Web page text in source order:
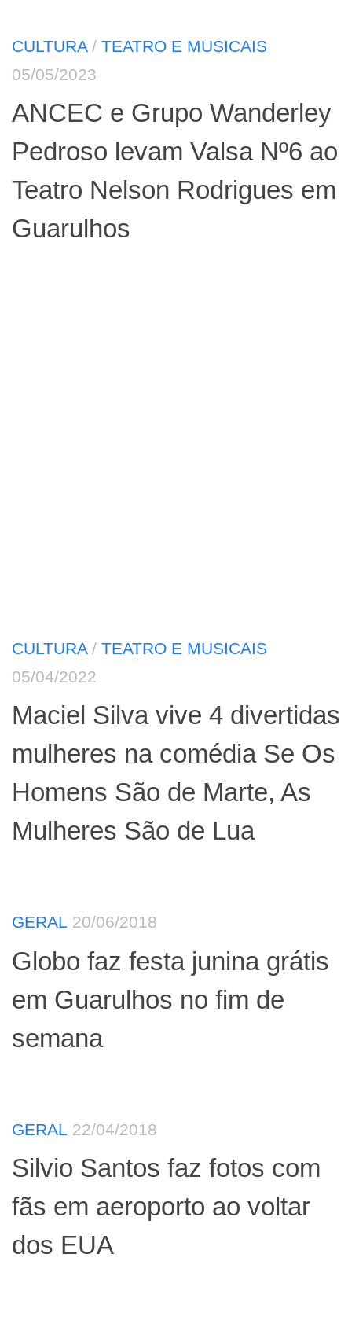
CULTURA/ TEATRO E MUSICAIS
05/05/2023
ANCEC e Grupo Wanderley
Pedroso levam Valsa Nº6 ao
Teatro Nelson Rodrigues em
Guarulhos
CULTURA/ TEATRO E MUSICAIS
05/04/2022
Maciel Silva vive 4 divertidas
mulheres na comédia Se Os
Homens São de Marte, As
Mulheres São de Lua
GERAL 20/06/2018
Globo faz festa junina grátis
em Guarulhos no fim de
semana
GERAL 22/04/2018
Silvio Santos faz fotos com
fãs em aeroporto ao voltar
dos EUA